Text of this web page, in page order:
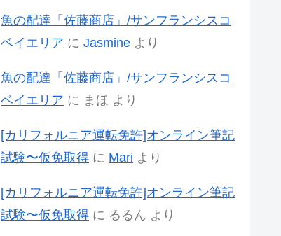
魚の配達「佐藤商店」/サンフランシスコ
ベイエリア に Jasmine より
魚の配達「佐藤商店」/サンフランシスコ
ベイエリア に まほ より
[カリフォルニア運転免許]オンライン筆記
試験〜仮免取得 に Mari より
[カリフォルニア運転免許]オンライン筆記
試験〜仮免取得 に るるん より